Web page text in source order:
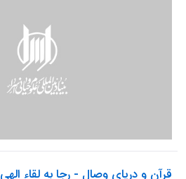
قرآن و دریای وصال - رجا به لقاء الهی